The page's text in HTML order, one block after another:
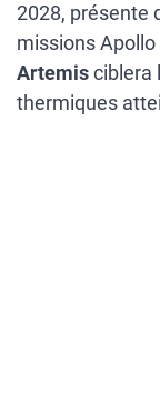
2028, présente
missions
Artemisciblera
thermiques